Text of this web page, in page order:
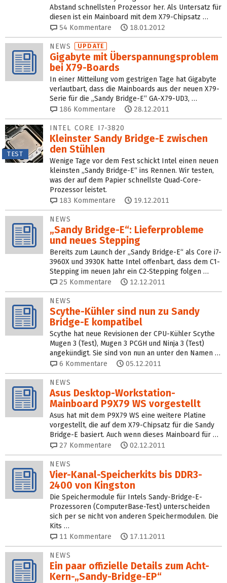
Abstand schnellsten Prozessor her. Als Untersatz für
diesen ist ein Mainboard mit dem X79-Chipsatz …
54 Kommentare 18.01.2012
NEWS UPDATE
Gigabyte mit Überspannungsproblem
bei X79-Boards
In einer Mitteilung vom gestrigen Tage hat Gigabyte
verlautbart, dass die Mainboards aus der neuen X79-
Serie für die „Sandy Bridge-E“ GA-X79-UD3, …
186 Kommentare 28.12.2011
TEST
INTEL CORE I7-3820
Kleinster Sandy Bridge-E zwischen
den Stühlen
Wenige Tage vor dem Fest schickt Intel einen neuen
kleinsten „Sandy Bridge-E“ ins Rennen. Wir testen,
was der auf dem Papier schnellste Quad-Core-
Prozessor leistet.
183 Kommentare 19.12.2011
NEWS
„Sandy Bridge-E“: Lieferprobleme
und neues Stepping
Bereits zum Launch der „Sandy Bridge-E“ als Core i7-
3960X und 3930K hatte Intel offenbart, dass dem C1-
Stepping im neuen Jahr ein C2-Stepping folgen …
25 Kommentare 12.12.2011
NEWS
Scythe-Kühler sind nun zu Sandy
Bridge-E kompatibel
Scythe hat neue Revisionen der CPU-Kühler Scythe
Mugen 3 (Test), Mugen 3 PCGH und Ninja 3 (Test)
angekündigt. Sie sind von nun an unter den Namen …
6 Kommentare 05.12.2011
NEWS
Asus Desktop-Workstation-
Mainboard P9X79 WS vorgestellt
Asus hat mit dem P9X79 WS eine weitere Platine
vorgestellt, die auf dem X79-Chipsatz für die Sandy
Bridge-E basiert. Auch wenn dieses Mainboard für …
27 Kommentare 02.12.2011
NEWS
Vier-Kanal-Speicherkits bis DDR3-
2400 von Kingston
Die Speichermodule für Intels Sandy-Bridge-E-
Prozessoren (ComputerBase-Test) unterscheiden
sich per se nicht von anderen Speichermodulen. Die
Kits …
11 Kommentare 17.11.2011
NEWS
Ein paar offizielle Details zum Acht-
Kern-„Sandy-Bridge-EP“